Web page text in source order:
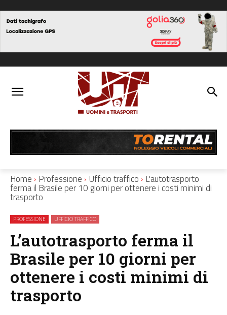
Home Professione Ufficio traffico L'autotrasporto
ferma il Brasile per 10 giorni per ottenere i costi minimi di
trasporto
PROFESSIONE UFFICIO TRAFFICO
L’autotrasporto ferma il
Brasile per 10 giorni per
ottenere i costi minimi di
trasporto